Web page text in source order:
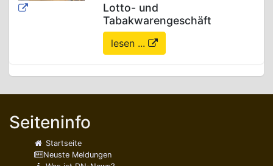
Lotto- und
Tabakwarengeschäft
lesen ...
Seiteninfo
Startseite
Neuste Meldungen